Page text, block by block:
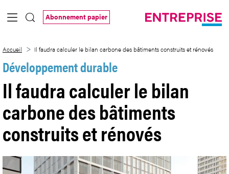
Saut au contenu principal
Abonnement papier
Accueil Il faudra calculer le bilan carbone des bâtiments construits et rénovés
Développement durable
Il faudra calculer le bilan
carbone des bâtiments
construits et rénovés